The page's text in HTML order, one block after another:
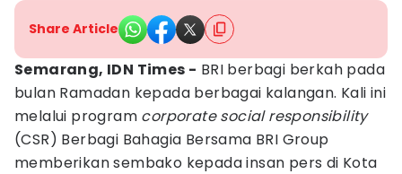
Share Article
Semarang, IDN Times - BRI berbagi berkah pada
bulan Ramadan kepada berbagai kalangan. Kali ini
melalui program corporate social responsibility
(CSR) Berbagi Bahagia Bersama BRI Group
memberikan sembako kepada insan pers di Kota